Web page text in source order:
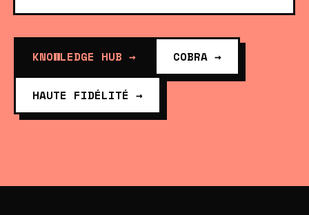
KNOWLEDGE HUB → COBRA →
HAUTE FIDÉLITÉ →